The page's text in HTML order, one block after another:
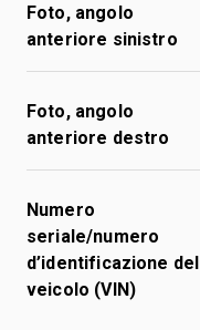
Foto, angolo
anteriore sinistro
Foto, angolo
anteriore destro
Numero
seriale/numero
d’identificazione del
veicolo (VIN)